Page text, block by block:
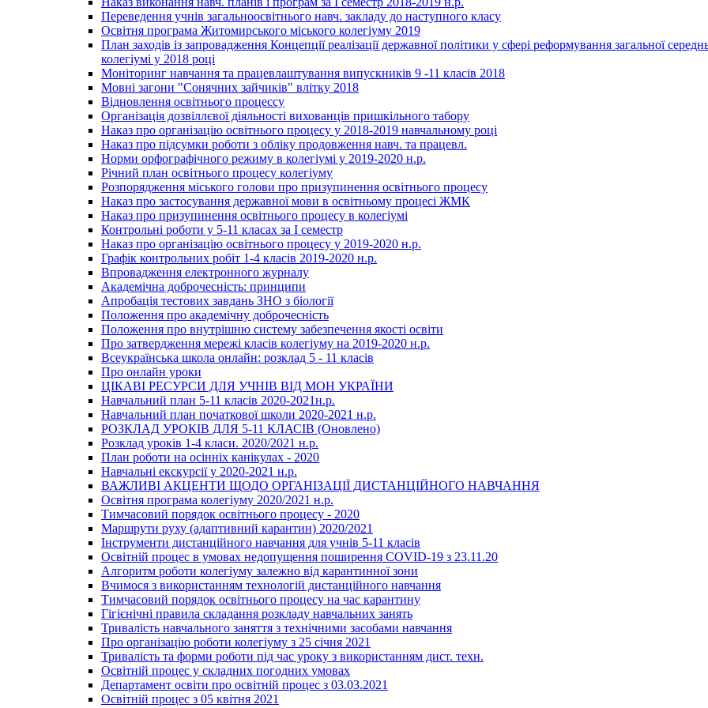
Переведення учнів загальноосвітнього навч. закладу до наступного класу
Освітня програма Житомирського міського колегіуму 2019
План заходів із запровадження Концепції реалізації державної політики у сфері реформування загальної
колегіумі у 2018 році
Моніторинг навчання та працевлаштування випускників 9 -11 класів 2018
Мовні загони "Сонячних зайчиків" влітку 2018
Відновлення освітнього процессу
Організація дозвіллєвої діяльності вихованців пришкільного табору
Наказ про організацію освітнього процесу у 2018-2019 навчальному році
Наказ про підсумки роботи з обліку продовження навч. та працевл.
Норми орфографічного режиму в колегіумі у 2019-2020 н.р.
Річний план освітнього процесу колегіуму
Розпорядження міського голови про призупинення освітнього процесу
Наказ про застосування державної мови в освітньому процесі ЖМК
Наказ про призупинення освітнього процесу в колегіумі
Контрольні роботи у 5-11 класах за І семестр
Наказ про організацію освітнього процесу у 2019-2020 н.р.
Графік контрольних робіт 1-4 класів 2019-2020 н.р.
Впровадження електронного журналу
Академічна доброчесність: принципи
Апробація тестових завдань ЗНО з біології
Положення про академічну доброчесність
Положення про внутрішню систему забезпечення якості освіти
Про затвердження мережі класів колегіуму на 2019-2020 н.р.
Всеукраїнська школа онлайн: розклад 5 - 11 класів
Про онлайн уроки
ЦІКАВІ РЕСУРСИ ДЛЯ УЧНІВ ВІД МОН УКРАЇНИ
Навчальний план 5-11 класів 2020-2021н.р.
Навчальний план початкової школи 2020-2021 н.р.
РОЗКЛАД УРОКІВ ДЛЯ 5-11 КЛАСІВ (Оновлено)
Розклад уроків 1-4 класи. 2020/2021 н.р.
План роботи на осінніх канікулах - 2020
Навчальні екскурсії у 2020-2021 н.р.
ВАЖЛИВІ АКЦЕНТИ ЩОДО ОРГАНІЗАЦІЇ ДИСТАНЦІЙНОГО НАВЧАННЯ
Освітня програма колегіуму 2020/2021 н.р.
Тимчасовий порядок освітнього процесу - 2020
Маршрути руху (адаптивний карантин) 2020/2021
Інструменти дистанційного навчання для учнів 5-11 класів
Освітній процес в умовах недопущення поширення COVID-19 з 23.11.20
Алгоритм роботи колегіуму залежно від карантинної зони
Вчимося з використанням технологій дистанційного навчання
Тимчасовий порядок освітнього процесу на час карантину
Гігієнічні правила складання розкладу навчальних занять
Тривалість навчального заняття з технічними засобами навчання
Про організацію роботи колегіуму з 25 січня 2021
Тривалість та форми роботи під час уроку з використанням дист. техн.
Освітній процес у складних погодних умовах
Департамент освіти про освітній процес з 03.03.2021
Освітній процес з 05 квітня 2021